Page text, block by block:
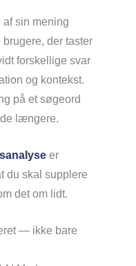
af sin mening
der taster
forskellige svar
og kontekst.
på et søgeord
længere.
er
du skal supplere
det om lidt.
— ikke bare